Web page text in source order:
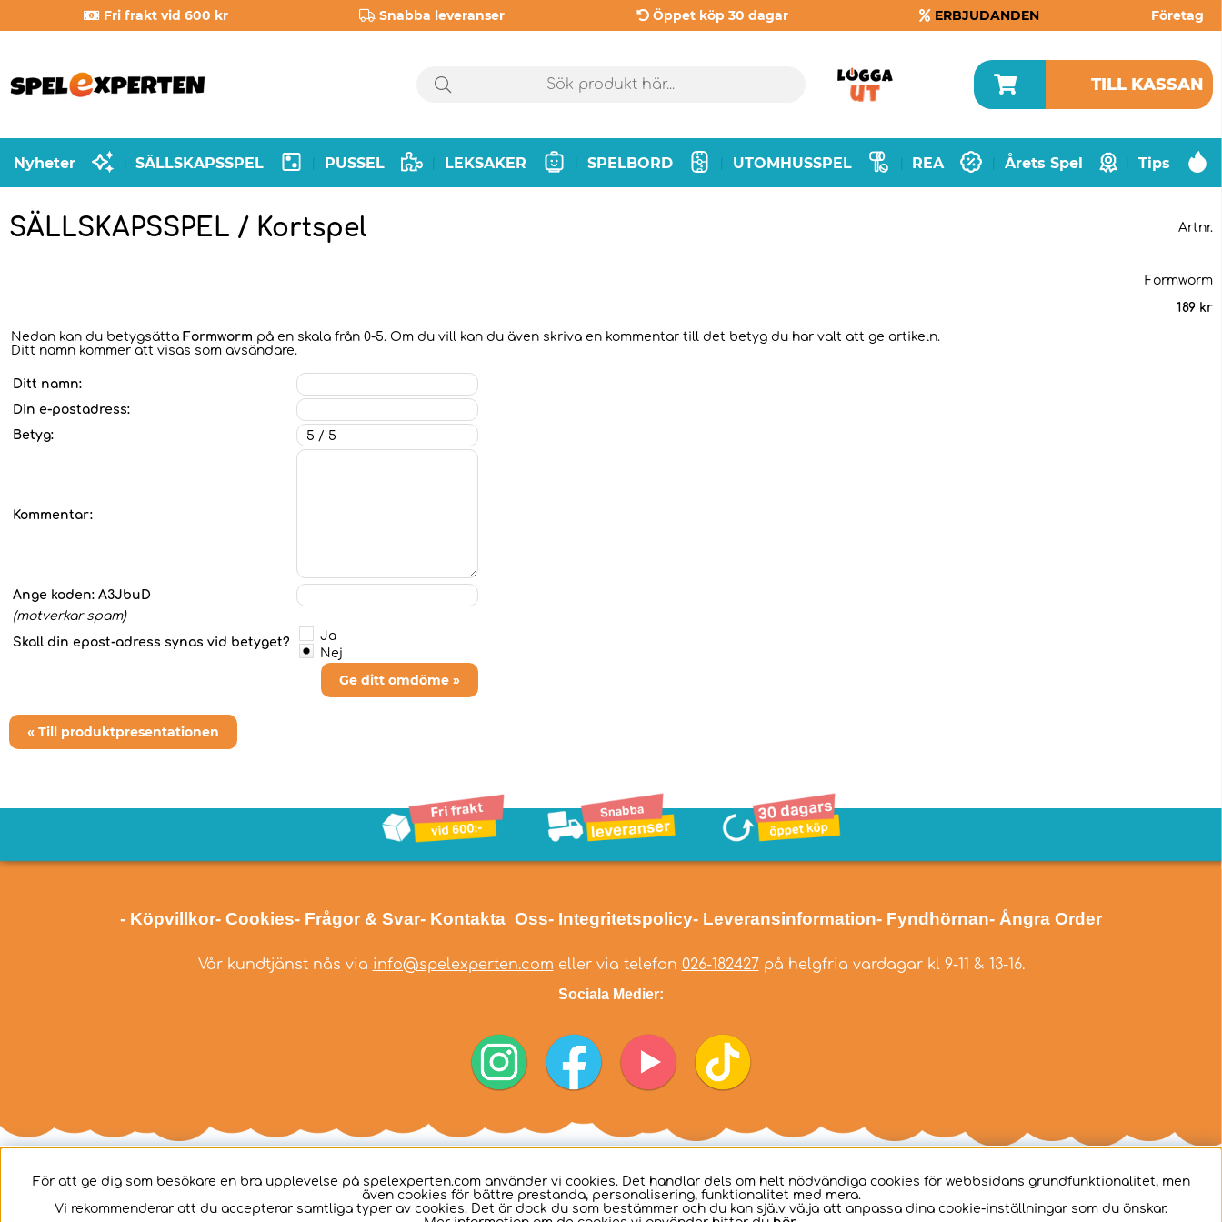
Fri frakt vid 600 kr Snabba leveranser Öppet köp 30 dagar ERBJUDANDEN Företag
TILL KASSAN
Nyheter SÄLLSKAPSSPEL PUSSEL LEKSAKER SPELBORD UTOMHUSSPEL REA Årets Spel Tips
SÄLLSKAPSSPEL / Kortspel Artnr.
Formworm
189 kr
Nedan kan du betygsätta Formworm på en skala från 0-5. Om du vill kan du även skriva en kommentar till det betyg du har valt att ge artikeln.
Ditt namn kommer att visas som avsändare.
Ditt namn:
Din e-postadress:
Betyg:
Kommentar:
Ange koden: A3JbuD
(motverkar spam)
Skall din epost-adress synas vid betyget?
Ja
Nej
Ge ditt omdöme »
« Till produktpresentationen
- Köpvillkor- Cookies- Frågor & Svar- Kontakta Oss- Integritetspolicy- Leveransinformation- Fyndhörnan- Ångra Order
Vår kundtjänst nås via info@spelexperten.com eller via telefon 026-182427på helgfria vardagar kl 9-11 & 13-16.
Sociala Medier:
För att ge dig som besökare en bra upplevelse på spelexperten.com använder vi cookies. Det handlar dels om helt nödvändiga cookies för webbsidans grundfunktionalitet, men
även cookies för bättre prestanda, personalisering, funktionalitet med mera.
Vi rekommenderar att du accepterar samtliga typer av cookies. Det är dock du som bestämmer och du kan själv välja att anpassa dina cookie-inställningar som du önskar.